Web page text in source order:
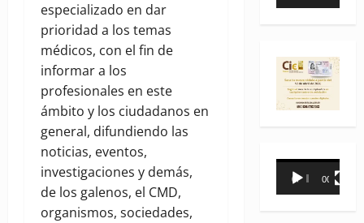
especializado en dar
prioridad a los temas
médicos, con el fin de
informar a los
profesionales en este
ámbito y los ciudadanos en
general, difundiendo las
noticias, eventos,
investigaciones y demás,
de los galenos, el CMD,
organismos, sociedades,
Reproductor
00:00 00:31